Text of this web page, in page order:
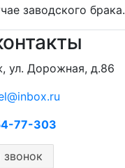
заводского брака.
ул. Дорожная, д.86
77-303